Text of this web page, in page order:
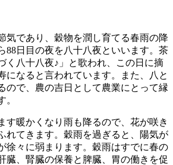
であり、穀物を潤し育てる春雨の降
88日目の夜を八十八夜といいます。茶
く八十八夜♪」と歌われ、この日に摘
になると言われています。また、八と
ので、農の吉日として農業にとって縁
。
暖かくなり雨も降るので、花が咲き
れてきます。穀雨を過ぎると、陽気が
徐々に弱まります。穀雨はすでに春の
臓、腎臓の保養と脾臓、胃の働きを促